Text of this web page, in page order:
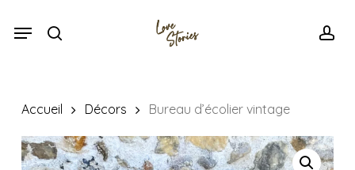
search
Menu
Accueil Décors Bureau d’écolier vintage